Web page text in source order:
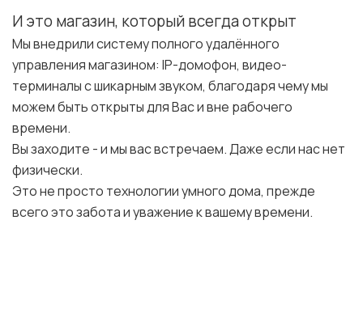
И это магазин, который всегда открыт
Мы внедрили систему полного удалённого
управления магазином: IP-домофон, видео-
терминалы с шикарным звуком, благодаря чему мы
можем быть открыты для Вас и вне рабочего
времени.
Вы заходите - и мы вас встречаем. Даже если нас нет
физически.
Это не просто технологии умного дома, прежде
всего это забота и уважение к вашему времени.